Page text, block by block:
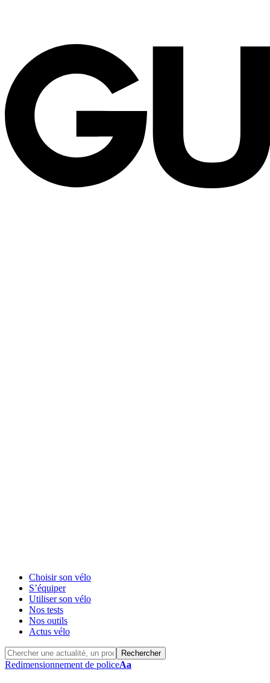
Choisir son vélo
S’équiper
Utiliser son vélo
Nos tests
Nos outils
Actus vélo
Redimensionnement de policeAa